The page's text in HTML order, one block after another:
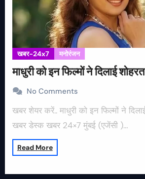
खबर-24x7 मनोरंजन
माधुरी को इन फिल्मों ने दिलाई शोहरत
No Comments
खबर शेयर करें.. माधुरी को इन फिल्मों ने दिलाई शोहरत मनोरंजन
खबर डेस्क खबर 24×7 मुंबई (एजेंसी )…
Read More